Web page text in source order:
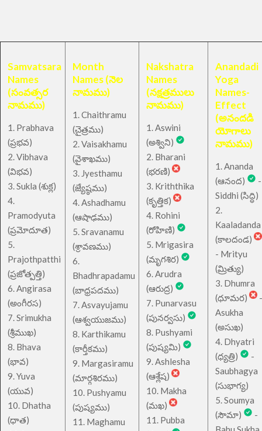
Samvatsara
Names
(సంవత్సర
నామము)
1. Prabhava
(ప్రభవ)
2. Vibhava
(విభవ)
3. Sukla (శుక్ల)
4.
Pramodyuta
(ప్రమోదూత)
5.
Prajothpatthi
(ప్రజోత్పత్తి)
6. Angirasa
(అంగీరస)
7. Srimukha
(శ్రీముఖ)
8. Bhava
(భావ)
9. Yuva
(యువ)
10. Dhatha
(ధాత)
Month
Names (నెల
నామము)
1. Chaithramu
(చైత్రము)
2. Vaisakhamu
(వైశాఖము)
3. Jyesthamu
(జ్యేష్ఠము)
4. Ashadhamu
(ఆషాఢము)
5. Sravanamu
(శ్రావణము)
6.
Bhadhrapadamu
(బాధ్రపదము)
7. Asvayujamu
(ఆశ్వయుజము)
8. Karthikamu
(కార్తీకము)
9. Margasiramu
(మార్గశిరము)
10. Pushyamu
(పుష్యము)
11. Maghamu
Nakshatra
Names
(నక్షత్రములు
నామము)
1. Aswini
(అశ్విని)
2. Bharani
(భరణి)
3. Kriththika
(కృత్తిక)
4. Rohini
(రోహిణి)
5. Mrigasira
(మృగశిర)
6. Arudra
(ఆరుద్ర)
7. Punarvasu
(పునర్వసు)
8. Pushyami
(పుష్యమి)
9. Ashlesha
(ఆశ్లేష)
10. Makha
(మఖ)
11. Pubba
Anandadi
Yoga
Names-
Effect
(అనందడి
యోగాలు
నామము)
1. Ananda
(ఆనంద)
-
Siddhi (సిద్ధి)
2.
Kaaladanda
(కాలదండ)
- Mrityu
(మ్రిత్యు)
3. Dhumra
(ధూమర)
-
Asukha
(అసుఖ)
4. Dhyatri
(ధ్యత్రి)
-
Saubhagya
(సుభాగ్య)
5. Soumya
(సౌమా)
-